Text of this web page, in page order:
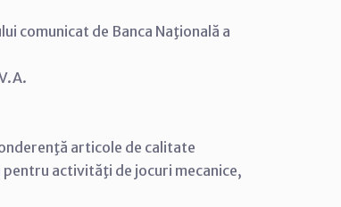
comunicat de Banca Naţională a
articole de calitate
activităţi de jocuri mecanice,